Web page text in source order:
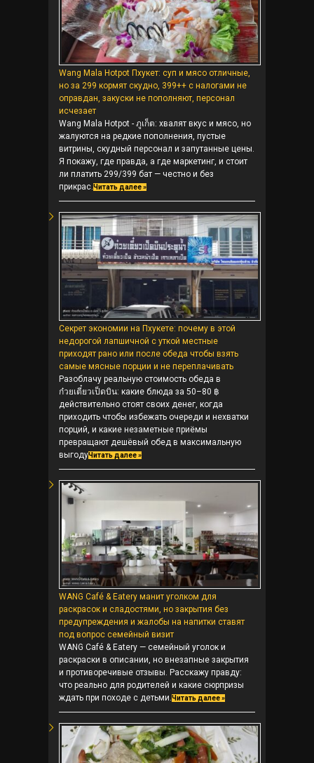
Wang Mala Hotpot Пхукет: суп и мясо отличные,
но за 299 кормят скудно, 399++ с налогами не
оправдан, закуски не пополняют, персонал
исчезает
Wang Mala Hotpot - ภูเก็ต: хвалят вкус и мясо, но
жалуются на редкие пополнения, пустые
витрины, скудный персонал и запутанные цены.
Я покажу, где правда, а где маркетинг, и стоит
ли платить 299/399 бат — честно и без
прикрас.Читать далее »
Секрет экономии на Пхукете: почему в этой
недорогой лапшичной с уткой местные
приходят рано или после обеда чтобы взять
самые мясные порции и не переплачивать
Разоблачу реальную стоимость обеда в
ก๋วยเตี๋ยวเป็ดบิน: какие блюда за 50–80 ฿
действительно стоят своих денег, когда
приходить чтобы избежать очереди и нехватки
порций, и какие незаметные приёмы
превращают дешёвый обед в максимальную
выгодуЧитать далее »
WANG Café & Eatery манит уголком для
раскрасок и сладостями, но закрытия без
предупреждения и жалобы на напитки ставят
под вопрос семейный визит
WANG Café & Eatery — семейный уголок и
раскраски в описании, но внезапные закрытия
и противоречивые отзывы. Расскажу правду:
что реально для родителей и какие сюрпризы
ждать при походе с детьми.Читать далее »